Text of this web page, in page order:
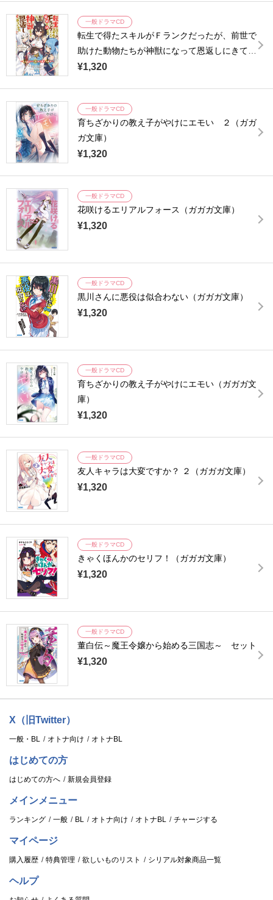
一般ドラマCD
転生で得たスキルがＦランクだったが、前世で
助けた動物たちが神獣になって恩返しにきてく
れた（ガガガ文庫）
¥1,320
一般ドラマCD
育ちざかりの教え子がやけにエモい ２（ガガ
ガ文庫）
¥1,320
一般ドラマCD
花咲けるエリアルフォース（ガガガ文庫）
¥1,320
一般ドラマCD
黒川さんに悪役は似合わない（ガガガ文庫）
¥1,320
一般ドラマCD
育ちざかりの教え子がやけにエモい（ガガガ文
庫）
¥1,320
一般ドラマCD
友人キャラは大変ですか？ ２（ガガガ文庫）
¥1,320
一般ドラマCD
きゃくほんかのセリフ！（ガガガ文庫）
¥1,320
一般ドラマCD
董白伝～魔王令嬢から始める三国志～ セット
¥1,320
X（旧Twitter）
一般・BL オトナ向け オトナBL
はじめての方
はじめての方へ 新規会員登録
メインメニュー
ランキング 一般 BL オトナ向け オトナBL チャージする
マイページ
購入履歴 特典管理 欲しいものリスト シリアル対象商品一覧
ヘルプ